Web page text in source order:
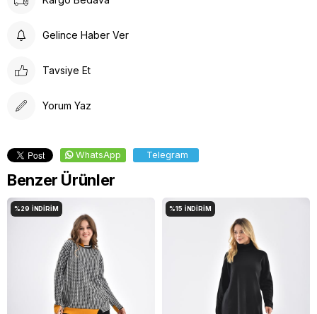
Gelince Haber Ver
Tavsiye Et
Yorum Yaz
WhatsApp Telegram
Benzer Ürünler
%29 İNDIRIM %15 İNDIRIM